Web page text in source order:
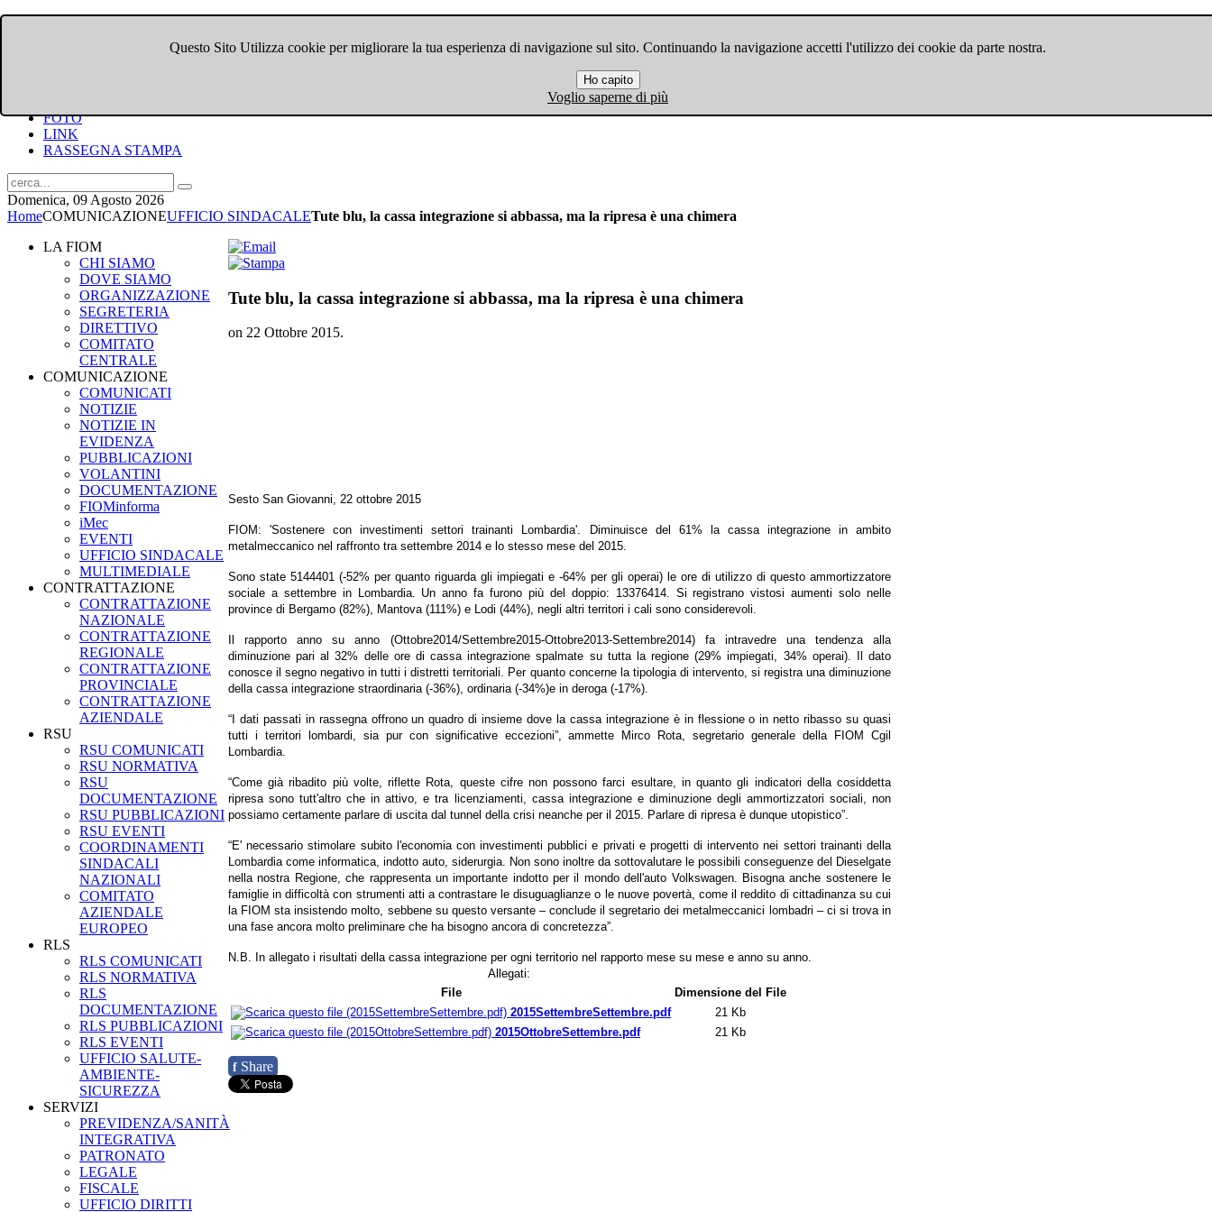
Questo Sito Utilizza cookie per migliorare la tua esperienza di navigazione sul sito. Continuando la navigazione accetti l'utilizzo dei cookie da parte nostra.
Ho capito
Voglio saperne di più
FOTO
LINK
RASSEGNA STAMPA
Domenica, 09 Agosto 2026
HomeCOMUNICAZIONEUFFICIO SINDACALETute blu, la cassa integrazione si abbassa, ma la ripresa è una chimera
Tute blu, la cassa integrazione si abbassa, ma la ripresa è una chimera
on 22 Ottobre 2015.
Sesto San Giovanni, 22 ottobre 2015
FIOM: 'Sostenere con investimenti settori trainanti Lombardia'. Diminuisce del 61% la cassa integrazione in ambito
metalmeccanico nel raffronto tra settembre 2014 e lo stesso mese del 2015.
Sono state 5144401 (-52% per quanto riguarda gli impiegati e -64% per gli operai) le ore di utilizzo di questo ammortizzatore
sociale a settembre in Lombardia. Un anno fa furono più del doppio: 13376414. Si registrano vistosi aumenti solo nelle
province di Bergamo (82%), Mantova (111%) e Lodi (44%), negli altri territori i cali sono considerevoli.
Il rapporto anno su anno (Ottobre2014/Settembre2015-Ottobre2013-Settembre2014) fa intravedre una tendenza alla
diminuzione pari al 32% delle ore di cassa integrazione spalmate su tutta la regione (29% impiegati, 34% operai). Il dato
conosce il segno negativo in tutti i distretti territoriali. Per quanto concerne la tipologia di intervento, si registra una diminuzione
della cassa integrazione straordinaria (-36%), ordinaria (-34%)e in deroga (-17%).
“I dati passati in rassegna offrono un quadro di insieme dove la cassa integrazione è in flessione o in netto ribasso su quasi
tutti i territori lombardi, sia pur con significative eccezioni”, ammette Mirco Rota, segretario generale della FIOM Cgil
Lombardia.
“Come già ribadito più volte, riflette Rota, queste cifre non possono farci esultare, in quanto gli indicatori della cosiddetta
ripresa sono tutt'altro che in attivo, e tra licenziamenti, cassa integrazione e diminuzione degli ammortizzatori sociali, non
possiamo certamente parlare di uscita dal tunnel della crisi neanche per il 2015. Parlare di ripresa è dunque utopistico”.
“E' necessario stimolare subito l'economia con investimenti pubblici e privati e progetti di intervento nei settori trainanti della
Lombardia come informatica, indotto auto, siderurgia. Non sono inoltre da sottovalutare le possibili conseguenze del Dieselgate
nella nostra Regione, che rappresenta un importante indotto per il mondo dell'auto Volkswagen. Bisogna anche sostenere le
famiglie in difficoltà con strumenti atti a contrastare le disuguaglianze o le nuove povertà, come il reddito di cittadinanza su cui
la FIOM sta insistendo molto, sebbene su questo versante – conclude il segretario dei metalmeccanici lombadri – ci si trova in
una fase ancora molto preliminare che ha bisogno ancora di concretezza”.
N.B. In allegato i risultati della cassa integrazione per ogni territorio nel rapporto mese su mese e anno su anno.
Allegati:
File
Dimensione del File
2015SettembreSettembre.pdf
21 Kb
2015OttobreSettembre.pdf
21 Kb
f Share
LA FIOM
CHI SIAMO
DOVE SIAMO
ORGANIZZAZIONE
SEGRETERIA
DIRETTIVO
COMITATO
CENTRALE
COMUNICAZIONE
COMUNICATI
NOTIZIE
NOTIZIE IN
EVIDENZA
PUBBLICAZIONI
VOLANTINI
DOCUMENTAZIONE
FIOMinforma
iMec
EVENTI
UFFICIO SINDACALE
MULTIMEDIALE
CONTRATTAZIONE
CONTRATTAZIONE
NAZIONALE
CONTRATTAZIONE
REGIONALE
CONTRATTAZIONE
PROVINCIALE
CONTRATTAZIONE
AZIENDALE
RSU
RSU COMUNICATI
RSU NORMATIVA
RSU
DOCUMENTAZIONE
RSU PUBBLICAZIONI
RSU EVENTI
COORDINAMENTI
SINDACALI
NAZIONALI
COMITATO
AZIENDALE
EUROPEO
RLS
RLS COMUNICATI
RLS NORMATIVA
RLS
DOCUMENTAZIONE
RLS PUBBLICAZIONI
RLS EVENTI
UFFICIO SALUTE-
AMBIENTE-
SICUREZZA
SERVIZI
PREVIDENZA/SANITÀ
INTEGRATIVA
PATRONATO
LEGALE
FISCALE
UFFICIO DIRITTI